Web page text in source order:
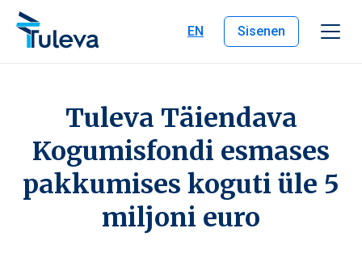
Liigu edasi sisu juurde
EN
Sisenen
Tuleva Täiendava
Kogumisfondi esmases
pakkumises koguti üle 5
miljoni euro